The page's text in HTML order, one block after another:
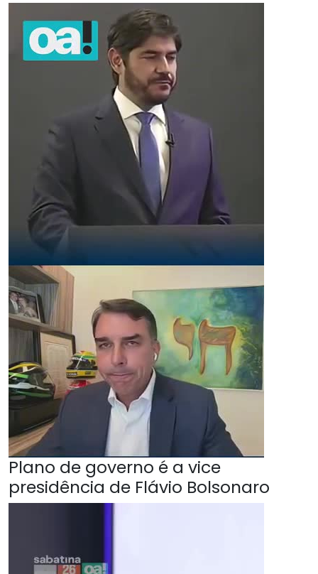
Plano de governo é a vice
presidência de Flávio Bolsonaro